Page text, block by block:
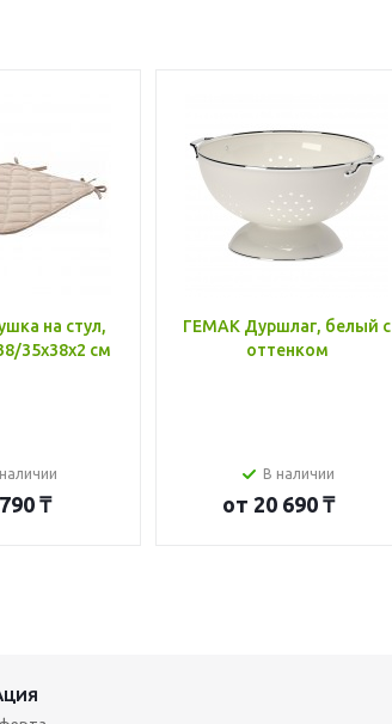
на стул,
35x38x2 см
₸
ГЕМАК Дуршлаг, белый с
оттенком
В наличии
от 20 690 ₸